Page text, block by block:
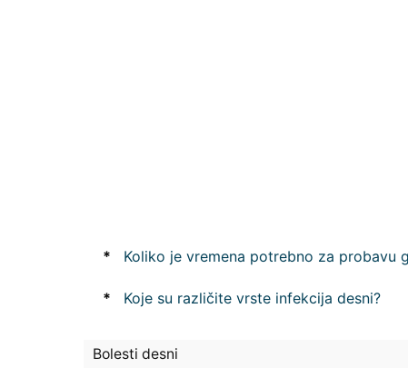
* Koliko je vremena potrebno za probavu
* Koje su različite vrste infekcija desni?
Bolesti desni